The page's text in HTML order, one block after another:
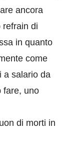
ancora
refrain di
in quanto
come
a salario da
fare, uno
di morti in